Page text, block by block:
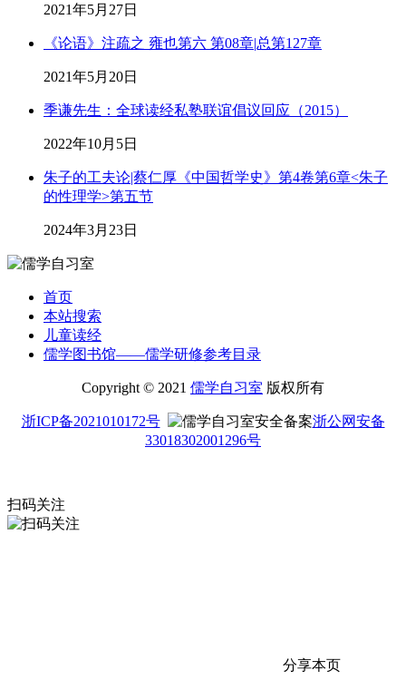
2021年5月27日
《论语》注疏之 雍也第六 第08章|总第127章
2021年5月20日
季谦先生：全球读经私塾联谊倡议回应（2015）
2022年10月5日
朱子的工夫论|蔡仁厚《中国哲学史》第4卷第6章<朱子
的性理学>第五节
2024年3月23日
首页
本站搜索
儿童读经
儒学图书馆——儒学研修参考目录
Copyright © 2021 儒学自习室 版权所有
浙ICP备2021010172号
浙公网安备
33018302001296号
扫码关注
分享本页